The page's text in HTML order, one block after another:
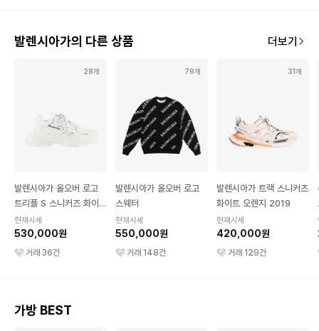
발렌시아가의 다른 상품 더보기
28개
발렌시아가 올오버 로고
트리플 S 스니커즈 화이트
블랙
현재시세
530,000원
거래 36건
79개
발렌시아가 올오버 로고
스웨터
현재시세
550,000원
거래 148건
31개
발렌시아가 트랙 스니커즈
화이트 오렌지 2019
현재시세
420,000원
거래 129건
가방 BEST